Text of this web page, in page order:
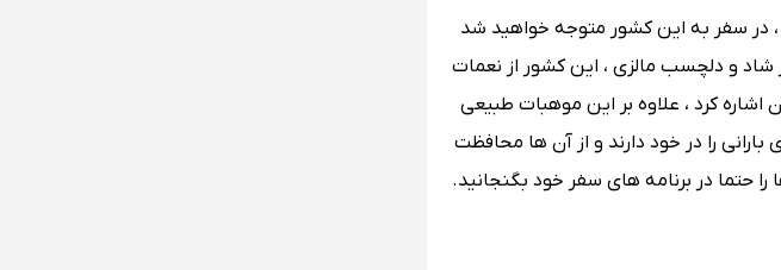
در سفر به این کشور متوجه خواهید شد
شاد و دلچسب مالزی ، این کشور از نعمات
اشاره کرد ، علاوه بر این موهبات طبیعی
را در خود دارند و از آن ها محافظت
را حتما در برنامه های سفر خود بگنجانید.